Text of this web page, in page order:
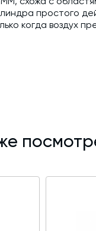
простого
когда воздух